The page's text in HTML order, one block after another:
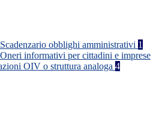
Scadenzario obblighi amministrativi 1
Oneri informativi per cittadini e imprese
OIV o struttura analoga 4